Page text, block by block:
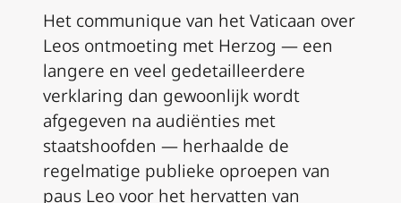
Het communique van het Vaticaan over
Leos ontmoeting met Herzog — een
langere en veel gedetailleerdere
verklaring dan gewoonlijk wordt
afgegeven na audiënties met
staatshoofden — herhaalde de
regelmatige publieke oproepen van
paus Leo voor het hervatten van